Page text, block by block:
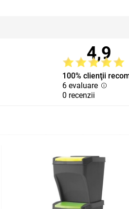
4,9
100% clienţii
6 evaluare
0 recenzii